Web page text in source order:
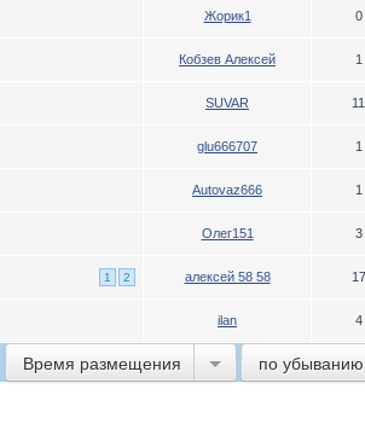
Жорик1 0
Кобзев Алексей 1
SUVAR 11
glu666707 1
Autovaz666 1
Олег151 3
1 2 алексей 58 58 17
ilan 4
Время размещения по убыванию